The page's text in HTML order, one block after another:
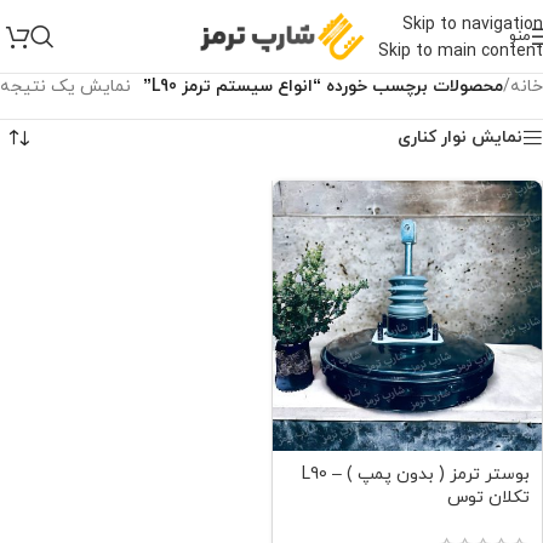
Skip to navigation
Skip to main content
منو
خانه/محصولات برچسب خورده “انواع سیستم ترمز L90” نمایش یک نتیجه
نمایش نوار کناری
بوستر ترمز ( بدون پمپ ) – L90
تکلان توس